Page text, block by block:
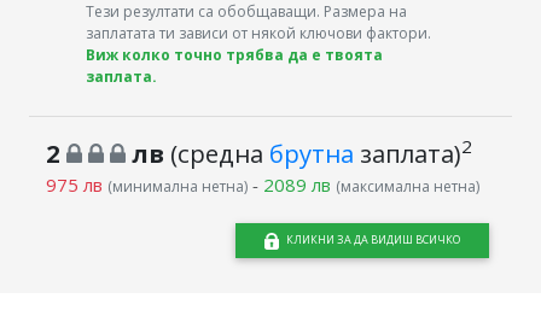
Тези резултати са обобщаващи. Размера на
заплатата ти зависи от някой ключови фактори.
Виж колко точно трябва да е твоята
заплата.
2 лв (средна брутна заплата)2
975 лв (минимална нетна)- 2089 лв (максимална нетна)
КЛИКНИ ЗА ДА ВИДИШ ВСИЧКО